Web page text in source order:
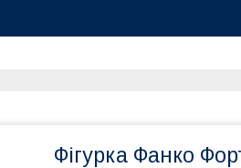
Фігурка Фанко